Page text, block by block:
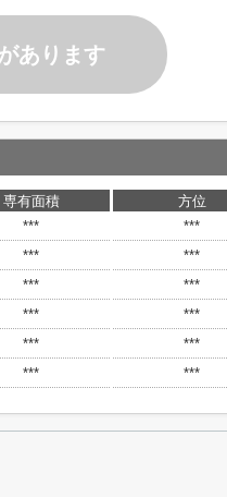
あります
専有面積 方位
*** ***
*** ***
*** ***
*** ***
*** ***
*** ***